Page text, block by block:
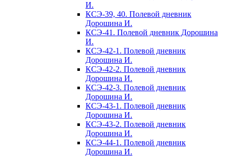
И.
КСЭ-39, 40. Полевой дневник
Дорошина И.
КСЭ-41. Полевой дневник Дорошина
И.
КСЭ-42-1. Полевой дневник
Дорошина И.
КСЭ-42-2. Полевой дневник
Дорошина И.
КСЭ-42-3. Полевой дневник
Дорошина И.
КСЭ-43-1. Полевой дневник
Дорошина И.
КСЭ-43-2. Полевой дневник
Дорошина И.
КСЭ-44-1. Полевой дневник
Дорошина И.